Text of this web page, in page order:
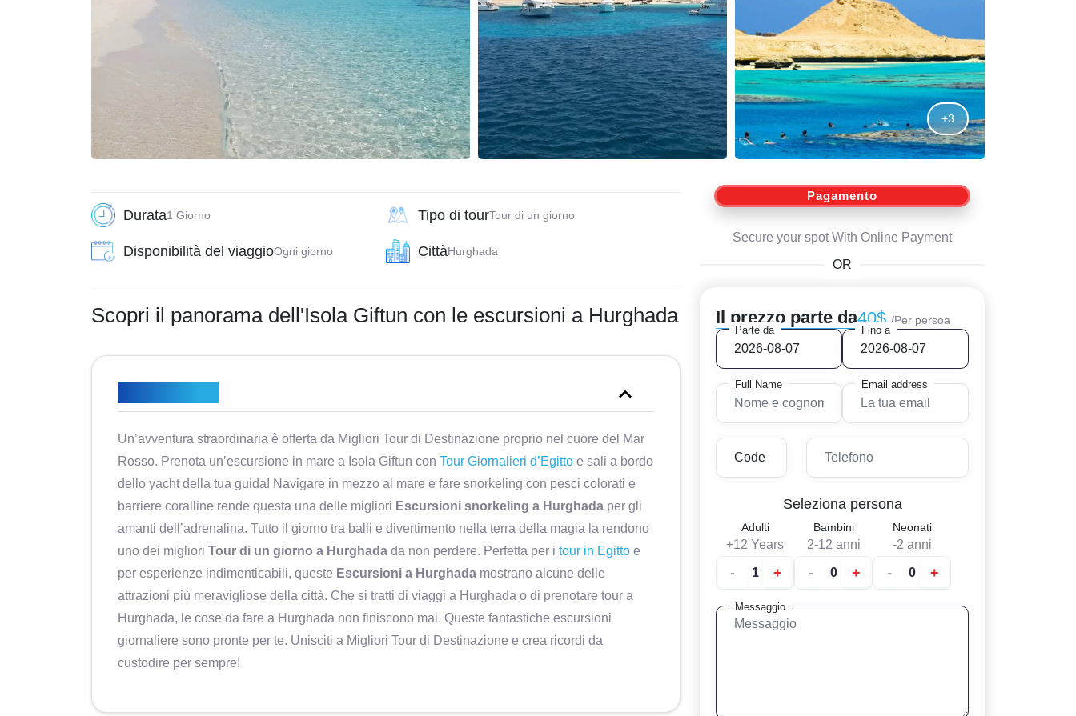
+3
Durata1 Giorno Tipo di tourTour di un giorno
Disponibilità del viaggioOgni giorno CittàHurghada
Scopri il panorama dell'Isola Giftun con le escursioni a Hurghada
Un’avventura straordinaria è offerta da Migliori Tour di Destinazione proprio nel cuore del Mar
Rosso. Prenota un’escursione in mare a Isola Giftun con Tour Giornalieri d’Egitto e sali a bordo
dello yacht della tua guida! Navigare in mezzo al mare e fare snorkeling con pesci colorati e
barriere coralline rende questa una delle migliori Escursioni snorkeling a Hurghada per gli
amanti dell’adrenalina. Tutto il giorno tra balli e divertimento nella terra della magia la rendono
uno dei migliori Tour di un giorno a Hurghada da non perdere. Perfetta per i tour in Egitto e
per esperienze indimenticabili, queste Escursioni a Hurghada mostrano alcune delle
attrazioni più meravigliose della città. Che si tratti di viaggi a Hurghada o di prenotare tour a
Hurghada, le cose da fare a Hurghada non finiscono mai. Queste fantastiche escursioni
giornaliere sono pronte per te. Unisciti a Migliori Tour di Destinazione e crea ricordi da
custodire per sempre!
Pagamento
Secure your spot With Online Payment
OR
Il prezzo parte da40$ /Per persoa
Parte da Fino a
Full Name Email address
Seleziona persona
Adulti
+12 Years
- +
Bambini
2-12 anni
- +
Neonati
-2 anni
- +
Messaggio